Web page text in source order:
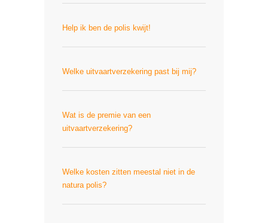
Help ik ben de polis kwijt!
Welke uitvaartverzekering past bij mij?
Wat is de premie van een
uitvaartverzekering?
Welke kosten zitten meestal niet in de
natura polis?